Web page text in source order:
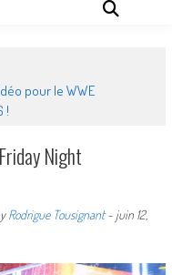
pour le WWE
!
Night
Rodrigue Tousignant- juin 12,